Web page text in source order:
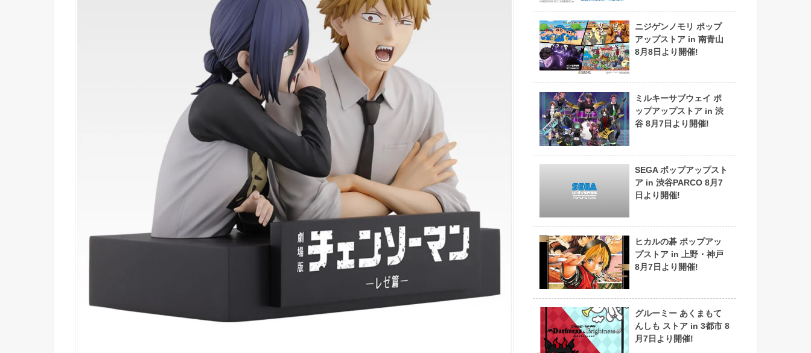
ニジゲンノモリ ポップ
アップストア in 南青山
8月8日より開催!
ミルキーサブウェイ ポ
ップアップストア in 渋
谷 8月7日より開催!
SEGA ポップアップスト
ア in 渋谷PARCO 8月7
日より開催!
ヒカルの碁 ポップアッ
プストア in 上野・神戸
8月7日より開催!
グルーミー あくまもて
んしも ストア in 3都市 8
月7日より開催!